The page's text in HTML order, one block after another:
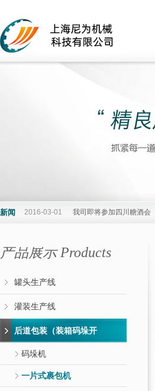
新闻 2016-03-01 我司即将参加四川糖酒会
产品展示 Products
罐头生产线
灌装生产线
后道包装（装箱码垛开
码垛机
一片式裹包机